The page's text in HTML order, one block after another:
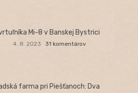
Mi-8 v Banskej Bystrici
4. 8. 2023 31 komentárov
farma pri Piešťanoch: Dva